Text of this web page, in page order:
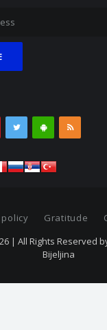
Gratitude
| All Rights Reserved
Bijeljina